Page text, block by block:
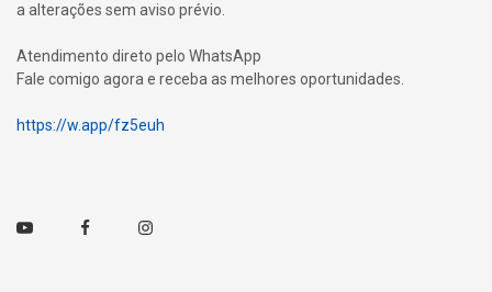
a alterações sem aviso prévio.
Atendimento direto pelo WhatsApp
Fale comigo agora e receba as melhores oportunidades.
https://w.app/fz5euh
Youtube FacebookInstagram